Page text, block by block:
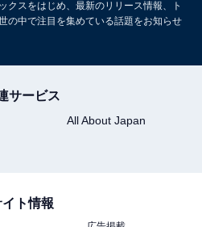
クスをはじめ、最新のリリース情報、ト
の中で注目を集めている話題をお知らせ
サービス
All About Japan
イト情報